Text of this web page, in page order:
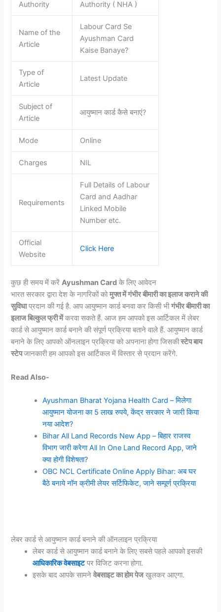
Authority Authority ( NHA )
Name of the
Article
Labour Card Se
Ayushman Card
Kaise Banaye?
Type of
Article
Latest Update
Subject of
Article
आयुष्मान कार्ड कैसे बनाएं?
Mode Online
Charges NIL
Requirements
Full Details of Labour
Card and Aadhar
Linked Mobile
Number etc.
Official
Website
Click Here
कुछ ही समय में करेंAyushman Card के लिए आवेदन
भारत सरकार द्वारा देश के नागरिकों कोमुफ्त में गंभीर बीमारी का इलाज कराने की
सुविधाप्रदान की गई है. आप आयुष्मान कार्ड बनवा कर किसी भीगंभीर बीमारी का
इलाज बिल्कुल फ्री मेंकरवा सकते हैं. आज हम आपको इस आर्टिकल में लेबर
कार्ड से आयुष्मान कार्ड बनाने की संपूर्ण प्रक्रिया बताने वाले हैं. आयुष्मान कार्ड
बनाने के लिए आपको ऑनलाइन प्रक्रिया को अपनाना होगा जिसकीस्टेप बाय
स्टेपजानकारी हम आपको इस आर्टिकल में विस्तार से प्रदान करेंगे.
Read Also-
Ayushman Bharat Yojana Health Card – मिलेगा
आयुष्मान योजना का 5 लाख रुपये, केंद्र सरकार ने जारी किया
नया आदेश?
Bihar All Land Records New App – बिहार राजस्व
विभाग जारी करेगा All In One Land Record App, जाने
क्या होगी विशेषता?
OBC NCL Certificate Online Apply Bihar: अब घर
बैठे बनाये नॉन क्रीमी लेयर सर्टिफिकेट, जाने सम्पूर्ण प्रक्रिया
लेबर कार्ड से आयुष्मान कार्ड बनाने की ऑनलाइन प्रक्रिया
लेबर कार्ड से आयुष्मान कार्ड बनाने के लिए सबसे पहले आपको इसकी
आधिकारिक वेबसाइटपर विजिट करना होगा.
इसके बाद आपके सामनेवेबसाइट का होम पेजखुलकर आएगा.